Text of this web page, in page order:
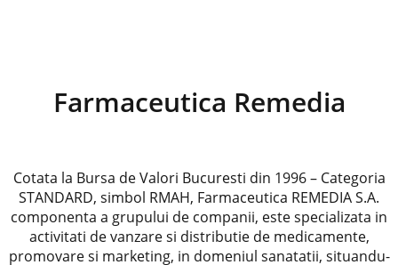
Farmaceutica Remedia
Cotata la Bursa de Valori Bucuresti din 1996 – Categoria
STANDARD, simbol RMAH, Farmaceutica REMEDIA S.A.
componenta a grupului de companii, este specializata in
activitati de vanzare si distributie de medicamente,
promovare si marketing, in domeniul sanatatii, situandu-